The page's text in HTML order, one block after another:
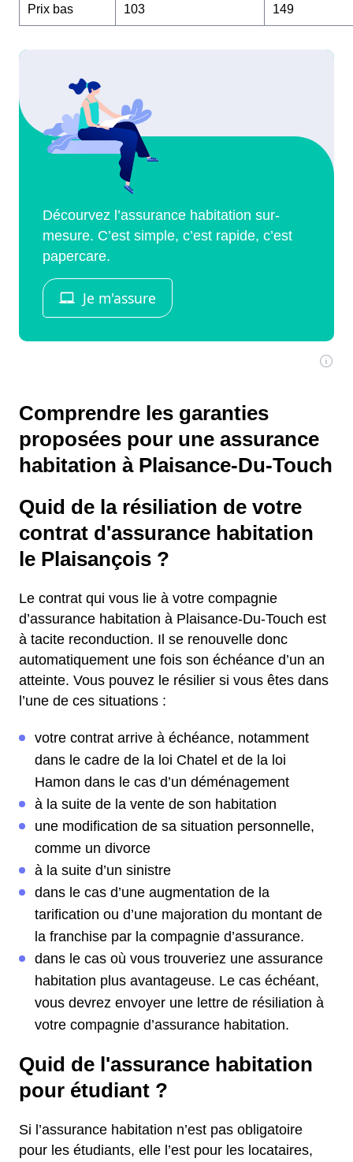
Prix bas 103 149
Comprendre les garanties
proposées pour une assurance
habitation à Plaisance-Du-Touch
Quid de la résiliation de votre
contrat d'assurance habitation
le Plaisançois ?
Le contrat qui vous lie à votre compagnie
d’assurance habitation à Plaisance-Du-Touch est
à tacite reconduction. Il se renouvelle donc
automatiquement une fois son échéance d’un an
atteinte. Vous pouvez le résilier si vous êtes dans
l’une de ces situations :
votre contrat arrive à échéance, notamment
dans le cadre de la loi Chatel et de la loi
Hamon dans le cas d’un déménagement
à la suite de la vente de son habitation
une modification de sa situation personnelle,
comme un divorce
à la suite d’un sinistre
dans le cas d’une augmentation de la
tarification ou d’une majoration du montant de
la franchise par la compagnie d’assurance.
dans le cas où vous trouveriez une assurance
habitation plus avantageuse. Le cas échéant,
vous devrez envoyer une lettre de résiliation à
votre compagnie d’assurance habitation.
Quid de l'assurance habitation
pour étudiant ?
Si l’assurance habitation n’est pas obligatoire
pour les étudiants, elle l’est pour les locataires,